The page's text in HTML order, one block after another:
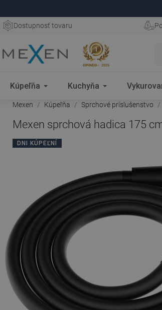
Dostupnosť tovaru
Kúpeľňa Kuchyňa
Mexen Kúpeľňa Sprchové príslušenstvo
Mexen sprchová hadica 175
DNI KÚPEĽNÍ